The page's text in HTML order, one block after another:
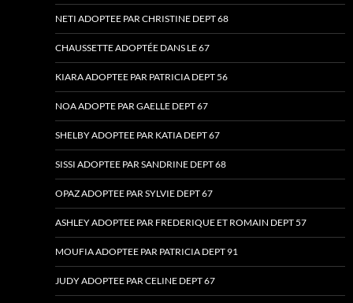
NETI ADOPTEE PAR CHRISTINE DEPT 68
CHAUSSETTE ADOPTÉE DANS LE 67
KIARA ADOPTEE PAR PATRICIA DEPT 56
NOA ADOPTE PAR GAELLE DEPT 67
SHELBY ADOPTEE PAR KATIA DEPT 67
SISSI ADOPTEE PAR SANDRINE DEPT 68
OPAZ ADOPTEE PAR SYLVIE DEPT 67
ASHLEY ADOPTEE PAR FREDERIQUE ET ROMAIN DEPT 57
MOUFIA ADOPTEE PAR PATRICIA DEPT 91
JUDY ADOPTEE PAR CELINE DEPT 67